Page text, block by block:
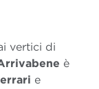
vertici di
è
e